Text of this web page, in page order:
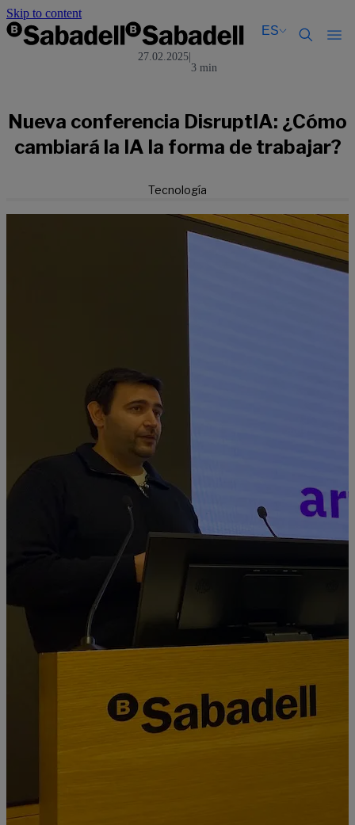
Skip to content
ES
Català
Español
Català
Español
27.02.2025
3 min
Nueva conferencia DisruptIA: ¿Cómo
cambiará la IA la forma de trabajar?
Tecnología